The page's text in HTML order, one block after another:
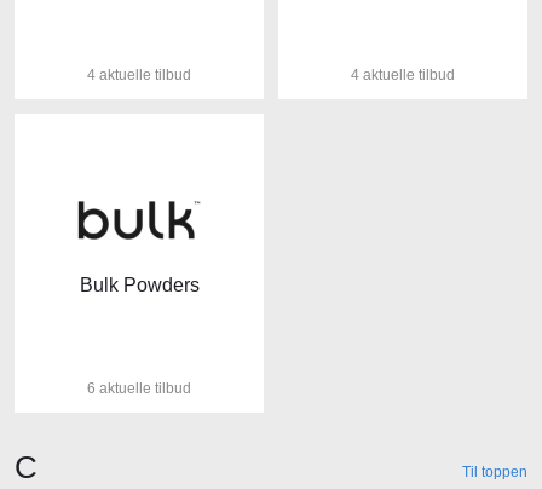
4 aktuelle tilbud 4 aktuelle tilbud
Bulk Powders
6 aktuelle tilbud
Butikker der starter med bogstavet
C Til toppen